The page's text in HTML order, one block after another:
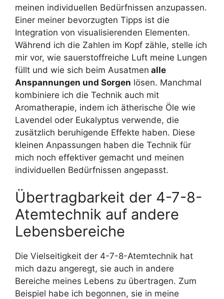
meinen individuellen Bedürfnissen anzupassen.
Einer meiner bevorzugten Tipps ist die
Integration von visualisierenden Elementen.
Während ich die Zahlen im Kopf zähle, stelle ich
mir vor, wie sauerstoffreiche Luft meine Lungen
füllt und wie sich beim Ausatmen alle
Anspannungen und Sorgen lösen. Manchmal
kombiniere ich die Technik auch mit
Aromatherapie, indem ich ätherische Öle wie
Lavendel oder Eukalyptus verwende, die
zusätzlich beruhigende Effekte haben. Diese
kleinen Anpassungen haben die Technik für
mich noch effektiver gemacht und meinen
individuellen Bedürfnissen angepasst.
Übertragbarkeit der 4-7-8-
Atemtechnik auf andere
Lebensbereiche
Die Vielseitigkeit der 4-7-8-Atemtechnik hat
mich dazu angeregt, sie auch in andere
Bereiche meines Lebens zu übertragen. Zum
Beispiel habe ich begonnen, sie in meine